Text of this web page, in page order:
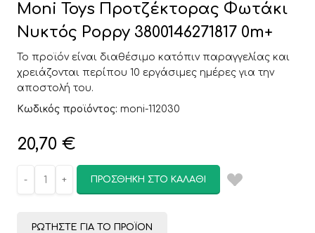
Moni Toys Προτζέκτορας Φωτάκι
Νυκτός Poppy 3800146271817 0m+
Το προϊόν είναι διαθέσιμο κατόπιν παραγγελίας και
χρειάζονται περίπου 10 εργάσιμες ημέρες για την
αποστολή του.
Κωδικός προϊόντος: moni-112030
20,70 €
ΠΡΟΣΘΉΚΗ ΣΤΟ ΚΑΛΆΘΙ
ΡΩΤΉΣΤΕ ΓΙΑ ΤΟ ΠΡΟΪΌΝ